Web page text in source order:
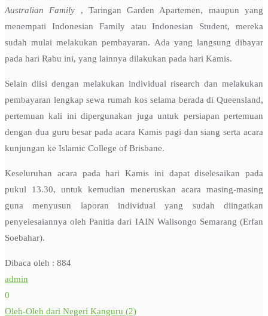
Australian Family , Taringan Garden Apartemen, maupun yang
menempati Indonesian Family atau Indonesian Student, mereka
sudah mulai melakukan pembayaran. Ada yang langsung dibayar
pada hari Rabu ini, yang lainnya dilakukan pada hari Kamis.
Selain diisi dengan melakukan individual risearch dan melakukan
pembayaran lengkap sewa rumah kos selama berada di Queensland,
pertemuan kali ini dipergunakan juga untuk persiapan pertemuan
dengan dua guru besar pada acara Kamis pagi dan siang serta acara
kunjungan ke Islamic College of Brisbane.
Keseluruhan acara pada hari Kamis ini dapat diselesaikan pada
pukul 13.30, untuk kemudian meneruskan acara masing-masing
guna menyusun laporan individual yang sudah diingatkan
penyelesaiannya oleh Panitia dari IAIN Walisongo Semarang (Erfan
Soebahar).
Dibaca oleh : 884
admin
0
Oleh-Oleh dari Negeri Kanguru (2)